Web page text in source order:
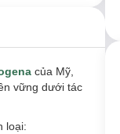
của Mỹ
vững dưới tác
loại: